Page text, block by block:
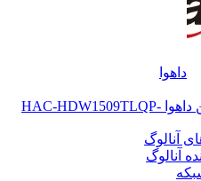
داهوا
آنالوگ
آنالوگ